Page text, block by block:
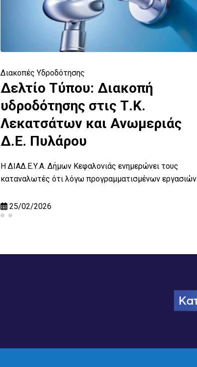
Διακοπές Υδροδότησης
Δελτίο Τύπου: Διακοπή
υδροδότησης στις Τ.Κ.
Λεκατσάτων και Ανωμεριάς
Δ.Ε. Πυλάρου
Η ΔΙΑΔ.Ε.Υ.Α. Δήμων Κεφαλονιάς ενημερώνει τους
καταναλωτές ότι λόγω προγραμματισμένων εργασιών
25/02/2026